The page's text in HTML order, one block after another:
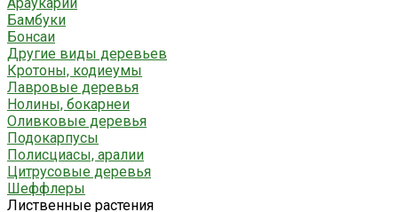
Бамбуки
Бонсаи
Другие виды деревьев
Кротоны, кодиеумы
Лавровые деревья
Нолины, бокарнеи
Оливковые деревья
Подокарпусы
Полисциасы, аралии
Цитрусовые деревья
Шеффлеры
Лиственные растения